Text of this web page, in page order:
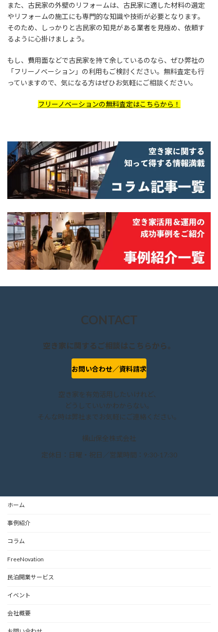
また、古民家の外壁のリフォームは、古民家に適した材料の選定
やリフォームの施工にも専門的な知識や技術が必要となります。
そのため、しっかりと古民家の知見がある業者を見極め、依頼す
るように心掛けましょう。
もし、費用面などで古民家を持て余しているのなら、ぜひ弊社の
「フリーノベーション」の利用もご検討ください。無料査定も行
っていますので、気になる方はぜひお気軽にご相談ください。
フリーノベーションの無料査定はこちらから！
CONTACT
空き家に関するご相談はこちらから。
お問い合わせ／資料請求
空き家を有効活用したいけれど、
どうしていいかわからない。
そんな時は弊社までお気軽にご連絡ください。
横山保全株式会社
定休日：日曜・祝日／営業時間：9:30-17:30
ホーム
事例紹介
コラム
FreeNovation
民泊開業サービス
イベント
会社概要